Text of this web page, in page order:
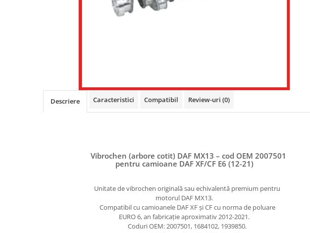
Descriere Caracteristici Compatibil Review-uri (0)
Vibrochen (arbore cotit) DAF MX13 – cod OEM 2007501
pentru camioane DAF XF/CF E6 (12-21)
Unitate de vibrochen originală sau echivalentă premium pentru
motorul DAF MX13.
Compatibil cu camioanele DAF XF și CF cu norma de poluare
EURO 6, an fabricație aproximativ 2012-2021.
Coduri OEM: 2007501, 1684102, 1939850.